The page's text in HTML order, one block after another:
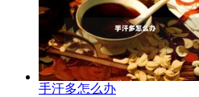
手汗多怎么办